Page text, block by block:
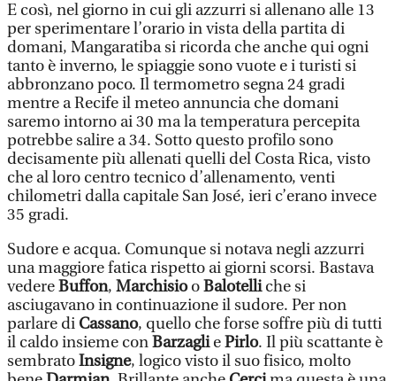
E così, nel giorno in cui gli azzurri si allenano alle 13
per sperimentare l’orario in vista della partita di
domani, Mangaratiba si ricorda che anche qui ogni
tanto è inverno, le spiaggie sono vuote e i turisti si
abbronzano poco. Il termometro segna 24 gradi
mentre a Recife il meteo annuncia che domani
saremo intorno ai 30 ma la temperatura percepita
potrebbe salire a 34. Sotto questo profilo sono
decisamente più allenati quelli del Costa Rica, visto
che al loro centro tecnico d’allenamento, venti
chilometri dalla capitale San José, ieri c’erano invece
35 gradi.
Sudore e acqua. Comunque si notava negli azzurri
una maggiore fatica rispetto ai giorni scorsi. Bastava
vedereBuffon, MarchisiooBalotelliche si
asciugavano in continuazione il sudore. Per non
parlare di Cassano, quello che forse soffre più di tutti
il caldo insieme conBarzagliePirlo. Il più scattante è
sembratoInsigne, logico visto il suo fisico, molto